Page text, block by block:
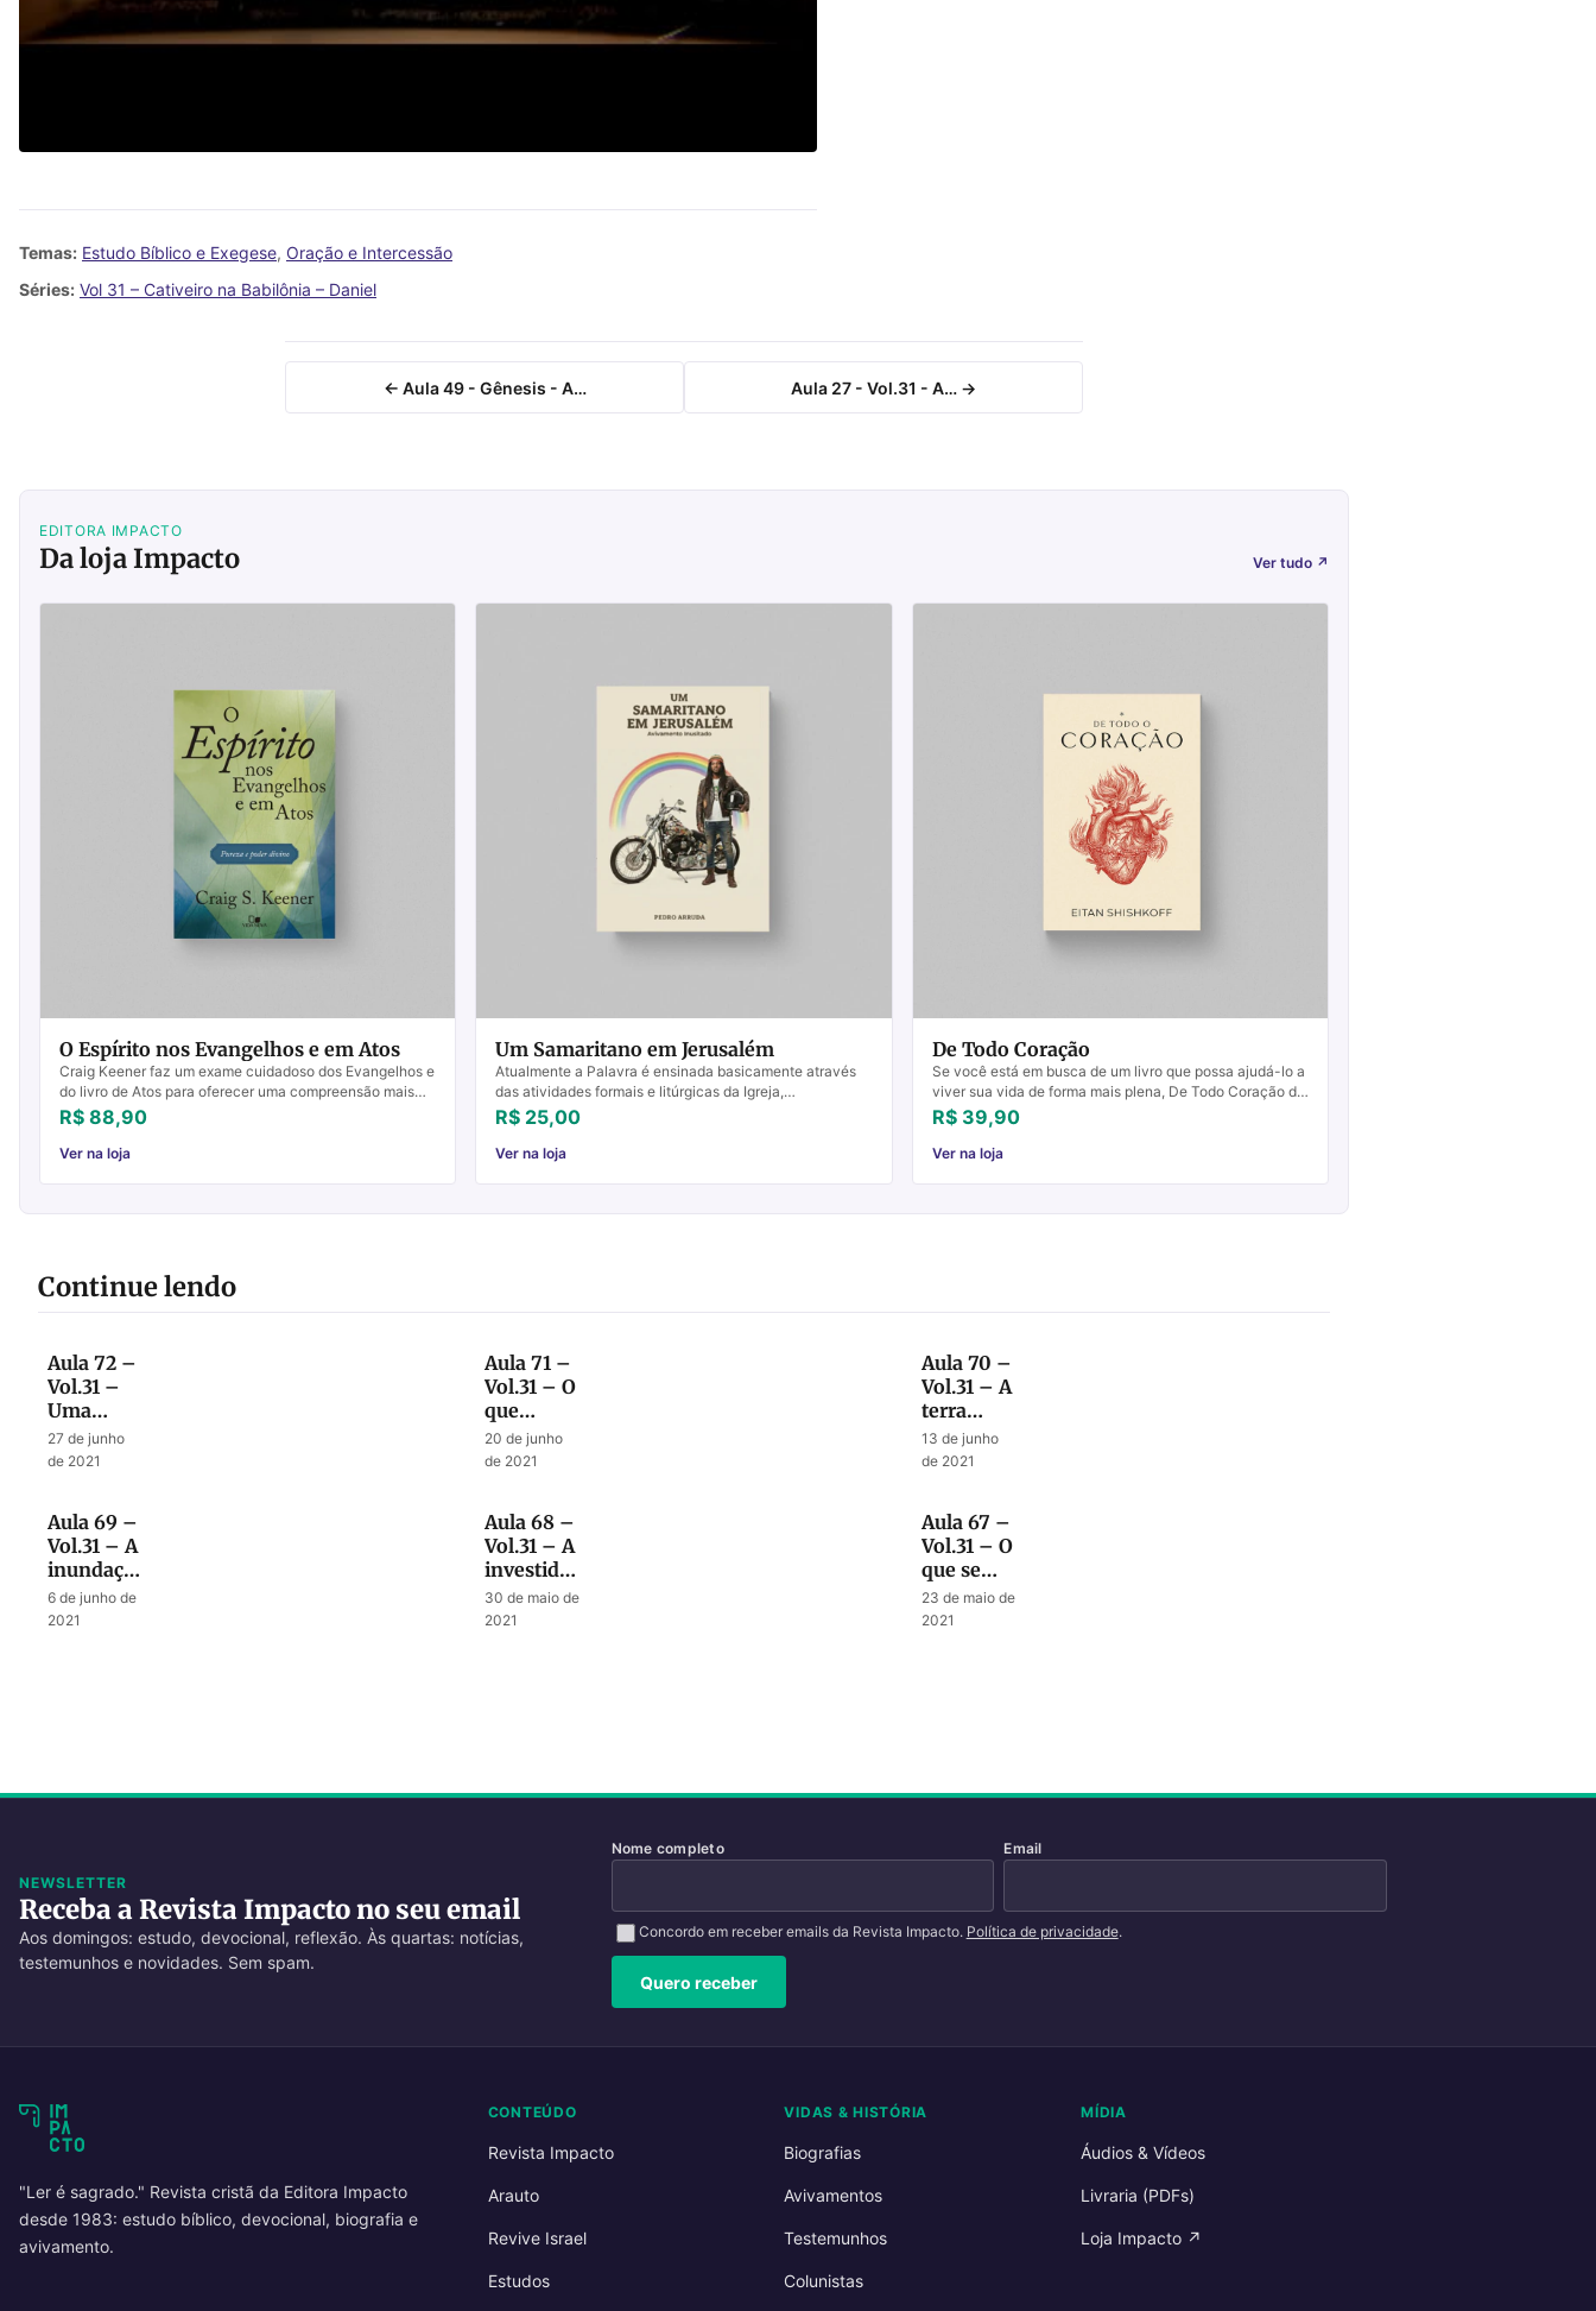
Temas: Estudo Bíblico e Exegese, Oração e Intercessão
Séries: Vol 31 – Cativeiro na Babilônia – Daniel
← Aula 49 - Gênesis - A… Aula 27 - Vol.31 - A… →
EDITORA IMPACTO
Da loja Impacto Ver tudo ↗
O Espírito nos Evangelhos e em Atos
Craig Keener faz um exame cuidadoso dos Evangelhos e
do livro de Atos para oferecer uma compreensão mais
ampla do significado do Espírito Santo na vida dos p...
R$ 88,90
Ver na loja
Um Samaritano em Jerusalém
Atualmente a Palavra é ensinada basicamente através
das atividades formais e litúrgicas da Igreja,
especialmente pelas diversas modalidades de
pregações, for...
R$ 25,00
Ver na loja
De Todo Coração
Se você está em busca de um livro que possa ajudá-lo a
viver sua vida de forma mais plena, De Todo Coração de
Eitan Shishkoff é a escolha certa. Este livro é...
R$ 39,90
Ver na loja
Continue lendo
Aula 72 –
Vol.31 –
Uma
visão
selada até
27 de junho
de 2021
Aula 71 –
Vol.31 – O
que
acontecerá
no final
20 de junho
de 2021
Aula 70 –
Vol.31 – A
terra
gloriosa e
o tempo
13 de junho
de 2021
Aula 69 –
Vol.31 – A
inundação
no tempo
do fim
6 de junho de
2021
Aula 68 –
Vol.31 – A
investida
final do
anticristo
30 de maio de
2021
Aula 67 –
Vol.31 – O
que se
espera
dos
23 de maio de
2021
NEWSLETTER
Receba a Revista Impacto no seu email
Aos domingos: estudo, devocional, reflexão. Às quartas: notícias,
testemunhos e novidades. Sem spam.
Nome completo Email
Concordo em receber emails da Revista Impacto. Política de privacidade.
Quero receber
"Ler é sagrado." Revista cristã da Editora Impacto
desde 1983: estudo bíblico, devocional, biografia e
avivamento.
CONTEÚDO
Revista Impacto
Arauto
Revive Israel
Estudos
VIDAS & HISTÓRIA
Biografias
Avivamentos
Testemunhos
Colunistas
MÍDIA
Áudios & Vídeos
Livraria (PDFs)
Loja Impacto ↗